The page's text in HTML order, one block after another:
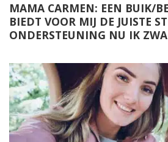
MAMA CARMEN: EEN BUIK/
BIEDT VOOR MIJ DE JUISTE
ONDERSTEUNING NU IK